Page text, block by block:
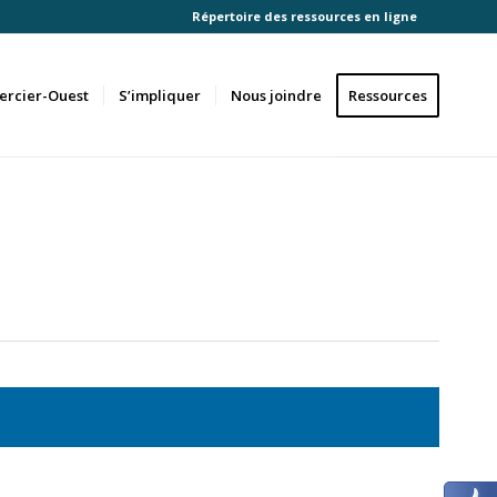
Répertoire des ressources en ligne
Ouest S’impliquer Nous joindre Ressources